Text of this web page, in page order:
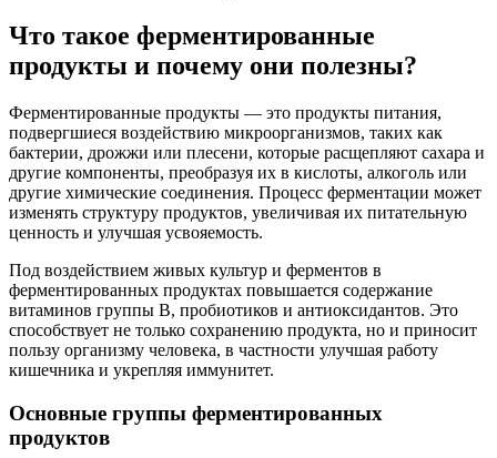
Что такое ферментированные
продукты и почему они полезны?
Ферментированные продукты — это продукты питания,
подвергшиеся воздействию микроорганизмов, таких как
бактерии, дрожжи или плесени, которые расщепляют сахара и
другие компоненты, преобразуя их в кислоты, алкоголь или
другие химические соединения. Процесс ферментации может
изменять структуру продуктов, увеличивая их питательную
ценность и улучшая усвояемость.
Под воздействием живых культур и ферментов в
ферментированных продуктах повышается содержание
витаминов группы В, пробиотиков и антиоксидантов. Это
способствует не только сохранению продукта, но и приносит
пользу организму человека, в частности улучшая работу
кишечника и укрепляя иммунитет.
Основные группы ферментированных
продуктов